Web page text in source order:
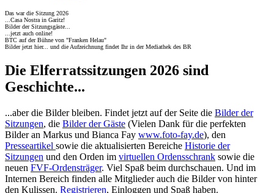
Das war die Sitzung 2026
...Casa Nostra in Garitz!
Bilder der Sitzungsgäste...
...jetzt auch online!
BTC auf der Bühne von "Franken Helau"
Bilder jetzt hier... und die Aufzeichnung findet Ihr in der Mediathek des BR
Die Elferratssitzungen 2026 sind
Geschichte...
...aber die Bilder bleiben. Findet jetzt auf der Seite die Bilder der
Sitzungen, die Bilder der Gäste (Vielen Dank für die perfekten
Bilder an Markus und Bianca Fay www.foto-fay.de), den
Presseartikel sowie die aktualisierten Bereiche Historie der
Sitzungen und den Orden im virtuellen Ordensschrank sowie die
neuen FVF-Ordensträger. Viel Spaß beim durchschauen. Und im
Internen Bereich finden alle Mitglieder auch die Bilder von hinter
den Kulissen. Registrieren, Einloggen und Spaß haben.